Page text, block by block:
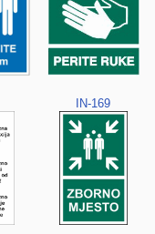
IN-169